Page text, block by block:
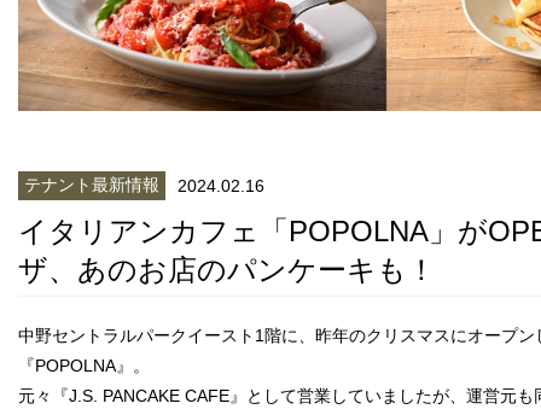
テナント最新情報 2024.02.16
イタリアンカフェ「POPOLNA」が
ザ、あのお店のパンケーキも！
中野セントラルパークイースト1階に、昨年のクリスマスにオープ
『POPOLNA』。
元々『J.S. PANCAKE CAFE』として営業していましたが、運営元